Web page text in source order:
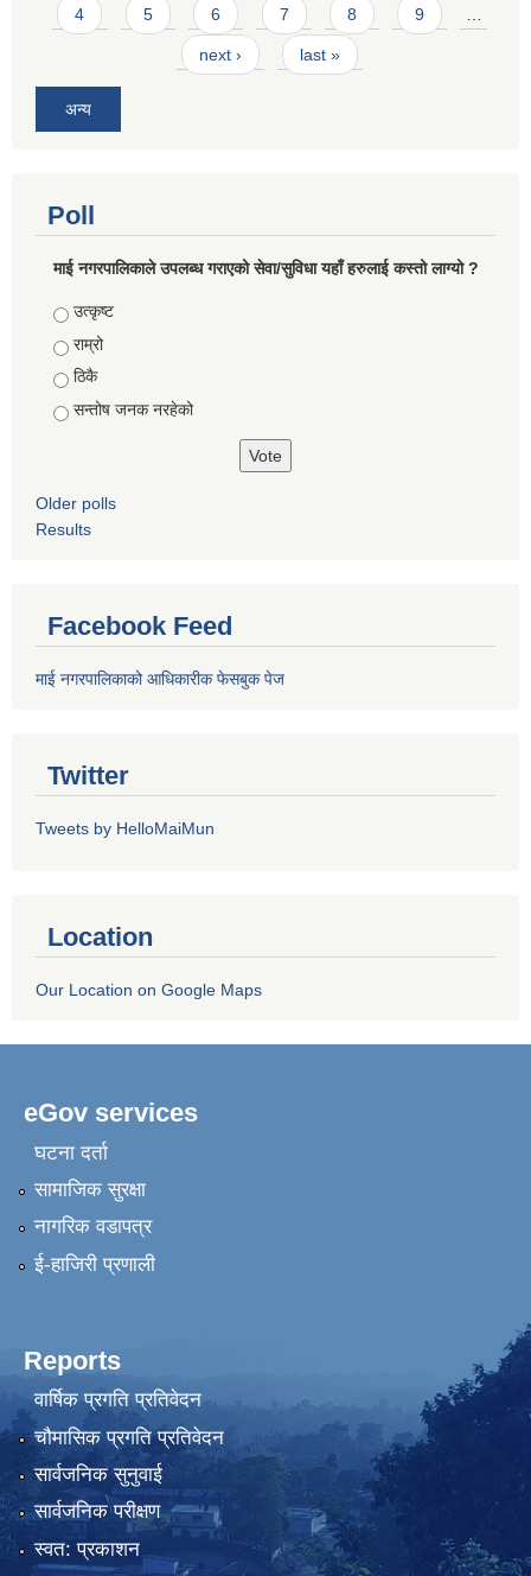
4 5 6 7 8 9
next › last »
अन्य
Poll
माई नगरपालिकाले उपलब्ध गराएको सेवा/सुविधा यहाँ हरुलाई कस्तो लाग्यो ?
Choices
उत्कृष्ट
राम्रो
ठिकै
सन्तोष जनक नरहेको
Older polls
Results
Facebook Feed
माई नगरपालिकाको आधिकारीक फेसबुक पेज
Twitter
Tweets by HelloMaiMun
Location
Our Location on Google Maps
eGov services
घटना दर्ता
सामाजिक सुरक्षा
नागरिक वडापत्र
ई-हाजिरी प्रणाली
Reports
वार्षिक प्रगति प्रतिवेदन
चौमासिक प्रगति प्रतिवेदन
सार्वजनिक सुनुवाई
सार्वजनिक परीक्षण
स्वत: प्रकाशन